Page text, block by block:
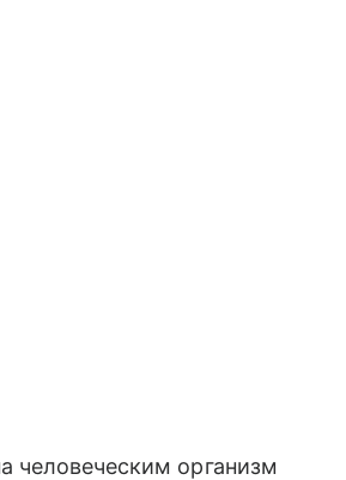
человеческим организм